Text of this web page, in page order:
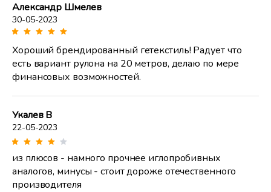
Александр Шмелев
30-05-2023
Хороший брендированный гетекстиль! Радует что
есть вариант рулона на 20 метров, делаю по мере
финансовых возможностей.
Укалев В
22-05-2023
из плюсов - намного прочнее иглопробивных
аналогов, минусы - стоит дороже отечественного
производителя